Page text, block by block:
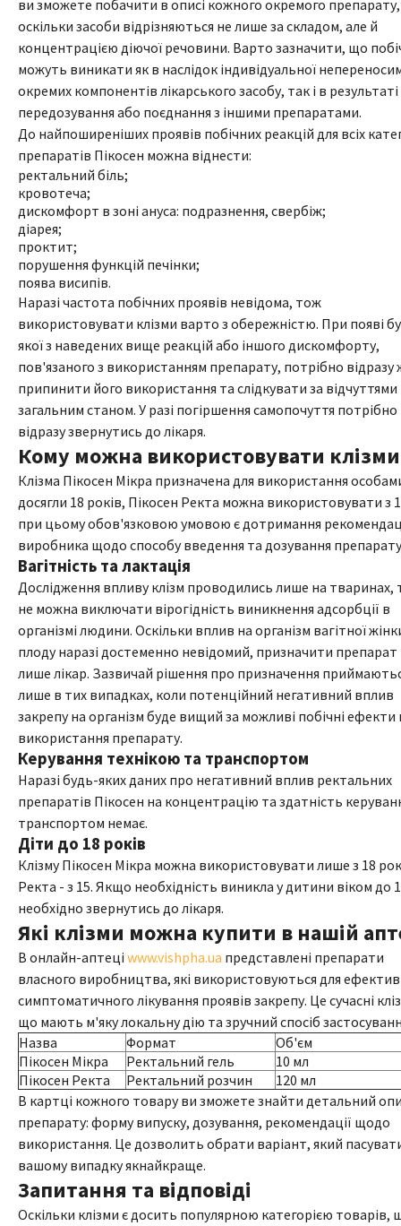
ви зможете побачити в описі кожного окремого препарату,
оскільки засоби відрізняються не лише за складом, але й
концентрацією діючої речовини. Варто зазначити, що
можуть виникати як в наслідок індивідуальної
окремих компонентів лікарського засобу, так і в результаті
передозування або поєднання з іншими препаратами.
До найпоширеніших проявів побічних реакцій для всіх
препаратів Пікосен можна віднести:
ректальний біль;
кровотеча;
дискомфорт в зоні ануса: подразнення, свербіж;
діарея;
проктит;
порушення функцій печінки;
поява висипів.
Наразі частота побічних проявів невідома, тож
використовувати клізми варто з обережністю. При появі
якої з наведених вище реакцій або іншого дискомфорту,
пов'язаного з використанням препарату, потрібно відразу
припинити його використання та слідкувати за відчуттями
загальним станом. У разі погіршення самопочуття потрібно
відразу звернутись до лікаря.
Кому можна використовувати клізми
Клізма Пікосен Мікра призначена для використання
досягли 18 років, Пікосен Ректа можна використовувати з
при цьому обов'язковою умовою є дотримання
виробника щодо способу введення та дозування
Вагітність та лактація
Дослідження впливу клізм проводились лише на тваринах,
не можна виключати вірогідність виникнення адсорбції в
організмі людини. Оскільки вплив на організм вагітної
плоду наразі достеменно невідомий, призначити
лише лікар. Зазвичай рішення про призначення
лише в тих випадках, коли потенційний негативний вплив
закрепу на організм буде вищий за можливі побічні ефекти
використання препарату.
Керування технікою та транспортом
Наразі будь-яких даних про негативний вплив ректальних
препаратів Пікосен на концентрацію та здатність
транспортом немає.
Діти до 18 років
Клізму Пікосен Мікра можна використовувати лише з 18
Ректа - з 15. Якщо необхідність виникла у дитини віком до
необхідно звернутись до лікаря.
Які клізми можна купити в нашій
В онлайн-аптеці www.vishpha.ua представлені препарати
власного виробництва, які використовуються для
симптоматичного лікування проявів закрепу. Це сучасні
що мають м'яку локальну дію та зручний спосіб
Назва
Формат
Об'єм
Пікосен Мікра
Ректальний гель
10 мл
Пікосен Ректа
Ректальний розчин
120 мл
В картці кожного товару ви зможете знайти детальний
препарату: форму випуску, дозування, рекомендації щодо
використання. Це дозволить обрати варіант, який
вашому випадку якнайкраще.
Запитання та відповіді
Оскільки клізми є досить популярною категорією товарів,